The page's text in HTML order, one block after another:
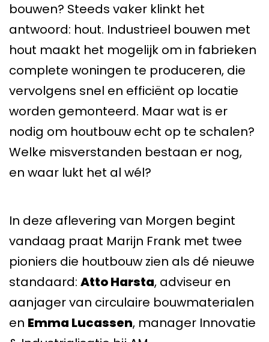
bouwen? Steeds vaker klinkt het
antwoord: hout. Industrieel bouwen met
hout maakt het mogelijk om in fabrieken
complete woningen te produceren, die
vervolgens snel en efficiënt op locatie
worden gemonteerd. Maar wat is er
nodig om houtbouw echt op te schalen?
Welke misverstanden bestaan er nog,
en waar lukt het al wél?
In deze aflevering van Morgen begint
vandaag praat Marijn Frank met twee
pioniers die houtbouw zien als dé nieuwe
standaard: Atto Harsta, adviseur en
aanjager van circulaire bouwmaterialen
en Emma Lucassen, manager Innovatie